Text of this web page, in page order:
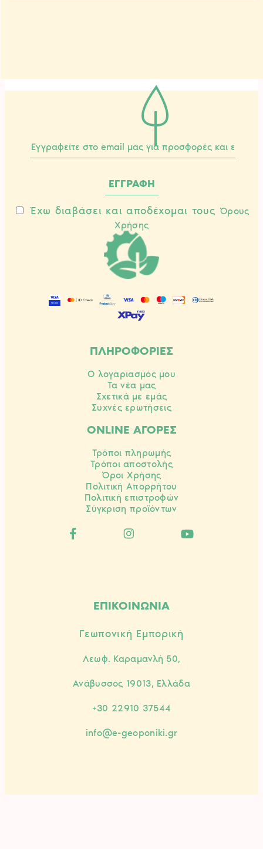
Έχω διαβάσει και αποδέχομαι τουςΌρους
Χρήσης
ΠΛΗΡΟΦΟΡΙΕΣ
Ο λογαριασμός μου
Τα νέα μας
Σχετικά με εμάς
Συχνές ερωτήσεις
ONLINE ΑΓΟΡΕΣ
Τρόποι πληρωμής
Τρόποι αποστολής
Όροι Χρήσης
Πολιτική Απορρήτου
Πολιτική επιστροφών
Σύγκριση προϊόντων
ΕΠΙΚΟΙΝΩΝΙΑ
Γεωπονική Εμπορική
Λεωφ. Καραμανλή 50,
Ανάβυσσος 19013, Ελλάδα
+30 22910 37544
info@e-geoponiki.gr